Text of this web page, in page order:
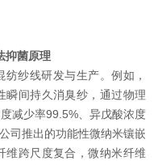
抑菌原理
纱线研发与生产。例如，
瞬间持久消臭纱，通过物理
减少率99.5%、异戊酸浓度
司推出的功能性微纳米镶嵌
维跨尺度复合，微纳米纤维